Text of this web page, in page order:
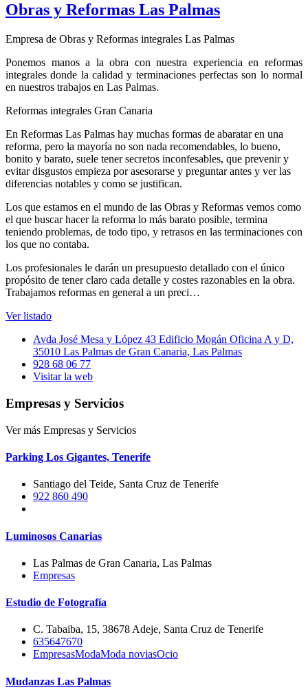
Obras y Reformas Las Palmas
Empresa de Obras y Reformas integrales Las Palmas
Ponemos manos a la obra con nuestra experiencia en reformas
integrales donde la calidad y terminaciones perfectas son lo normal
en nuestros trabajos en Las Palmas.
Reformas integrales Gran Canaria
En Reformas Las Palmas hay muchas formas de abaratar en una
reforma, pero la mayoría no son nada recomendables, lo bueno,
bonito y barato, suele tener secretos inconfesables, que prevenir y
evitar disgustos empieza por asesorarse y preguntar antes y ver las
diferencias notables y como se justifican.
Los que estamos en el mundo de las Obras y Reformas vemos como
el que buscar hacer la reforma lo más barato posible, termina
teniendo problemas, de todo tipo, y retrasos en las terminaciones con
los que no contaba.
Los profesionales le darán un presupuesto detallado con el único
propósito de tener claro cada detalle y costes razonables en la obra.
Trabajamos reformas en general a un preci…
Ver listado
Avda José Mesa y López 43 Edificio Mogán Oficina A y D,
35010 Las Palmas de Gran Canaria, Las Palmas
928 68 06 77
Visitar la web
Empresas y Servicios
Ver más Empresas y Servicios
Parking Los Gigantes, Tenerife
Santiago del Teide, Santa Cruz de Tenerife
922 860 490
Luminosos Canarias
Las Palmas de Gran Canaria, Las Palmas
Empresas
Estudio de Fotografía
C. Tabaiba, 15, 38678 Adeje, Santa Cruz de Tenerife
635647670
EmpresasModaModa noviasOcio
Mudanzas Las Palmas